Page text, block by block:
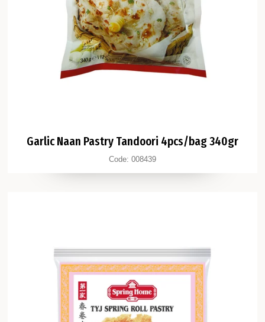
Garlic Naan Pastry Tandoori 4pcs/bag 340gr
Code: 008439